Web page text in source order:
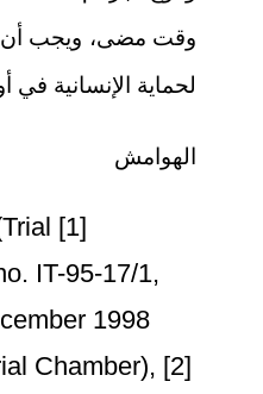
وقت مضى، ويجب أن
لحماية الإنسانية
الهوامش
IT-95-17/1,
1998.
Chamber),